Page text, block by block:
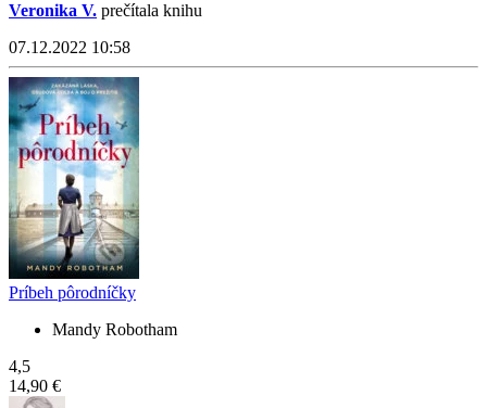
Veronika V. prečítala knihu
07.12.2022 10:58
Príbeh pôrodníčky
Mandy Robotham
4,5
14,90 €